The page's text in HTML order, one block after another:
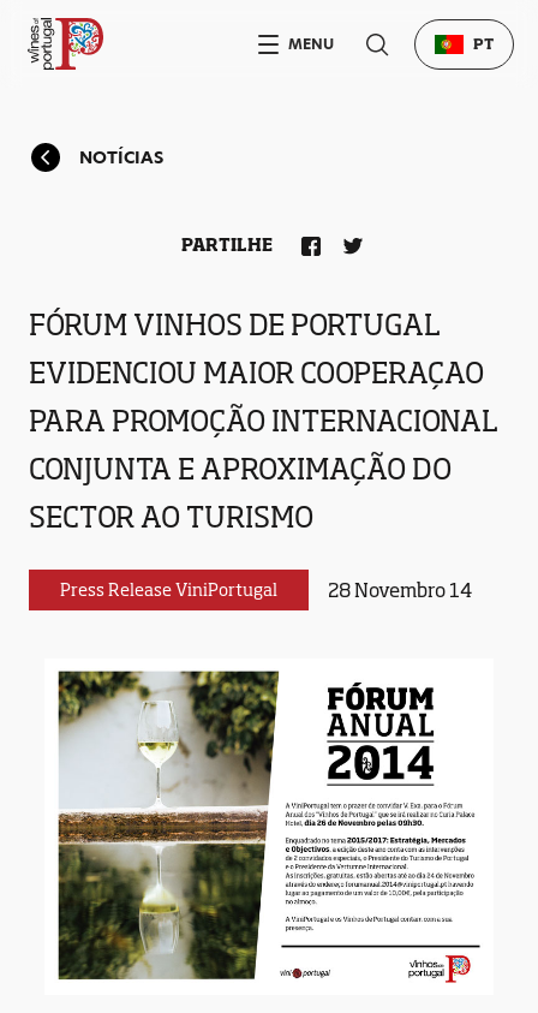
NOTÍCIAS
FÓRUM VINHOS DE PORTUGAL
EVIDENCIOU MAIOR COOPERAÇAO
PARA PROMOÇÃO INTERNACIONAL
CONJUNTA E APROXIMAÇÃO DO
SECTOR AO TURISMO
Press Release ViniPortugal 28 Novembro 14
PARTILHE
MENU PT